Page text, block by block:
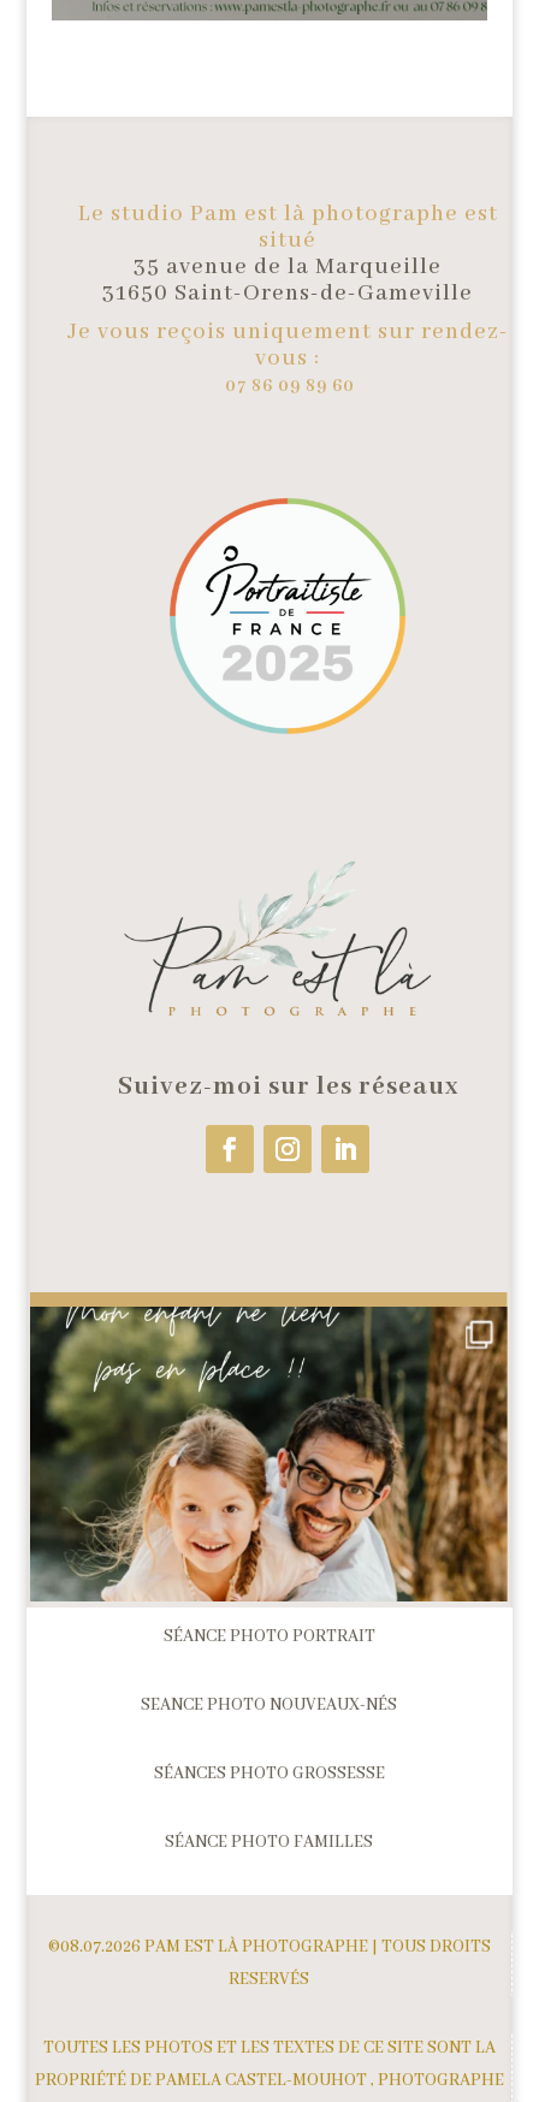
Le studio Pam est là photographe est
situé
35 avenue de la Marqueille
31650 Saint-Orens-de-Gameville
Je vous reçois uniquement sur rendez-
vous :
07 86 09 89 60
Suivez-moi sur les réseaux
SÉANCE PHOTO PORTRAIT
SEANCE PHOTO NOUVEAUX-NÉS
SÉANCES PHOTO GROSSESSE
SÉANCE PHOTO FAMILLES
©08.07.2026 PAM EST LÀ PHOTOGRAPHE | TOUS DROITS
RESERVÉS
TOUTES LES PHOTOS ET LES TEXTES DE CE SITE SONT LA
PROPRIÉTÉ DE PAMELA CASTEL-MOUHOT , PHOTOGRAPHE